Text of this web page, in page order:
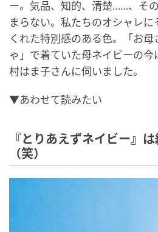
ー。気品、知的、清楚……、そ
まらない。私たちのオシャレ
くれた特別感のある色。「お
ゃ」で着ていた母ネイビーの
村はま子さんに伺いました。
▼あわせて読みたい
『とりあえずネイビー』
（笑）